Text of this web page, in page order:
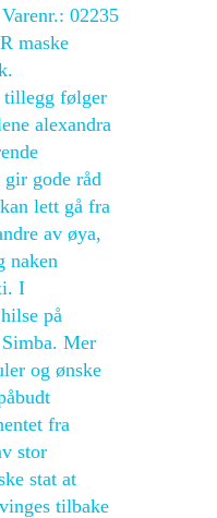
02235
maske
tillegg følger
alexandra
gir gode råd
lett gå fra
av øya,
naken
I
på
Mer
og ønske
fra
stor
stat at
tilbake